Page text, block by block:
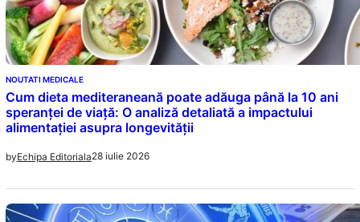
NOUTATI MEDICALE
Cum dieta mediteraneană poate adăuga până la 10 ani
speranței de viață: O analiză detaliată a impactului
alimentației asupra longevității
byEchipa Editoriala28 iulie 2026